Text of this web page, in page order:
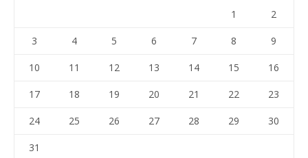
1
2
3 4 5 6 7 8 9
10 11 12 13 14 15 16
17 18 19 20 21 22 23
24 25 26 27 28 29 30
31